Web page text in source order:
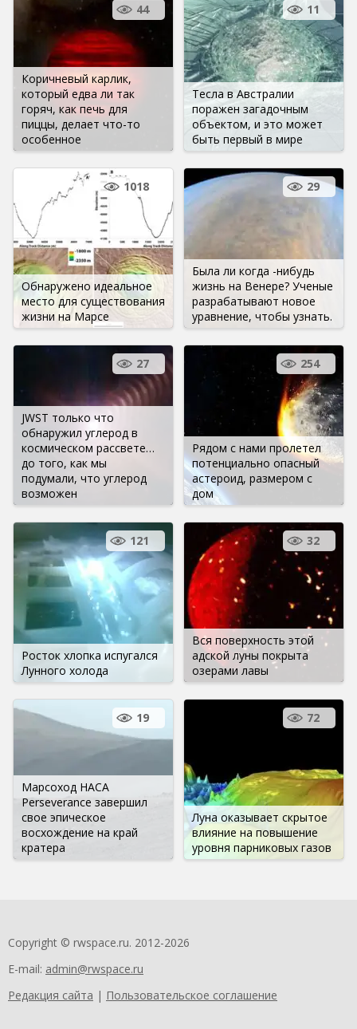
Коричневый карлик,
который едва ли так
горяч, как печь для
пиццы, делает что-то
особенное
44
Тесла в Австралии
поражен загадочным
объектом, и это может
быть первый в мире
11
Обнаружено идеальное
место для существования
жизни на Марсе
1018
Была ли когда -нибудь
жизнь на Венере? Ученые
разрабатывают новое
уравнение, чтобы узнать.
29
JWST только что
обнаружил углерод в
космическом рассвете…
до того, как мы
подумали, что углерод
возможен
27
Рядом с нами пролетел
потенциально опасный
астероид, размером с
дом
254
Росток хлопка испугался
Лунного холода
121
Вся поверхность этой
адской луны покрыта
озерами лавы
32
Марсоход НАСА
Perseverance завершил
свое эпическое
восхождение на край
кратера
19
Луна оказывает скрытое
влияние на повышение
уровня парниковых газов
72
Copyright © rwspace.ru. 2012-2026
E-mail: admin@rwspace.ru
Редакция сайта | Пользовательское соглашение